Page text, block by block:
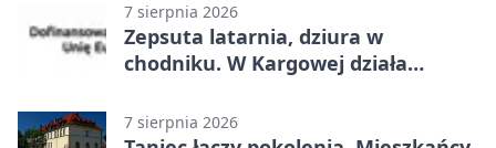
7 sierpnia 2026
Zepsuta latarnia, dziura w
chodniku. W Kargowej działa
7 sierpnia 2026